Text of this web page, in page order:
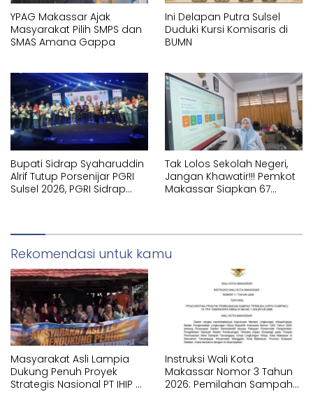
YPAG Makassar Ajak
Masyarakat Pilih SMPS dan
SMAS Amana Gappa
Ini Delapan Putra Sulsel
Duduki Kursi Komisaris di
BUMN
Bupati Sidrap Syaharuddin
Alrif Tutup Porsenijar PGRI
Sulsel 2026, PGRI Sidrap
Tak Lolos Sekolah Negeri,
Jangan Khawatir!!! Pemkot
Makassar Siapkan 67
Rekomendasi untuk kamu
Masyarakat Asli Lampia
Dukung Penuh Proyek
Strategis Nasional PT IHIP di
Instruksi Wali Kota
Makassar Nomor 3 Tahun
2026: Pemilahan Sampah